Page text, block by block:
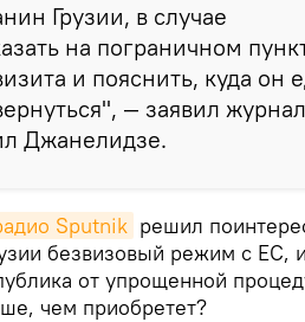
Грузии, в случае
на пограничном
и пояснить, куда он
— заявил
Джанелидзе.
Sputnik решил
безвизовый режим с ЕС,
от упрощенной
чем приобретет?